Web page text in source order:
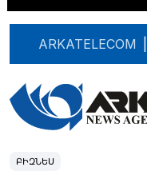
ARKATELECOM
ԲԻԶՆԵՍ